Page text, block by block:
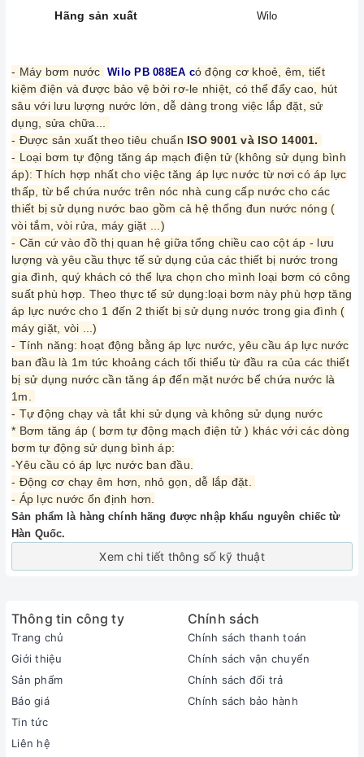
-Yêu cầu có áp lực nước ban đầu.
Sản phẩm là hàng chính hãng được nhập khẩu nguyên chiếc từ
Hàn Quốc.
Hãng sản xuất Wilo
- Máy bơm nước Wilo PB 088EA có động cơ khoẻ, êm, tiết
kiệm điện và được bảo vệ bởi rơ-le nhiệt, có thể đẩy cao, hút
sâu với lưu lượng nước lớn, dễ dàng trong việc lắp đặt, sử
dụng, sửa chữa...
- Được sản xuất theo tiêu chuẩn ISO 9001 và ISO 14001.
- Loại bơm tự động tăng áp mạch điện tử (không sử dụng bình
áp): Thích hợp nhất cho việc tăng áp lực nước từ nơi có áp lực
thấp, từ bể chứa nước trên nóc nhà cung cấp nước cho các
thiết bị sử dụng nước bao gồm cả hệ thống đun nước nóng (
vòi tắm, vòi rửa, máy giặt ...)
- Căn cứ vào đồ thị quan hệ giữa tổng chiều cao cột áp - lưu
lượng và yêu cầu thực tế sử dụng của các thiết bị nước trong
gia đình, quý khách có thể lựa chọn cho mình loại bơm có công
suất phù hợp. Theo thực tế sử dụng:loại bơm này phù hợp tăng
áp lực nước cho 1 đến 2 thiết bị sử dụng nước trong gia đình (
máy giặt, vòi ...)
- Tính năng: hoạt động bằng áp lực nước, yêu cầu áp lực nước
ban đầu là 1m tức khoảng cách tối thiểu từ đầu ra của các thiết
bị sử dụng nước cần tăng áp đến mặt nước bể chứa nước là
1m.
- Tự động chạy và tắt khi sử dụng và không sử dụng nước
* Bơm tăng áp ( bơm tự động mạch điện tử ) khác với các dòng
bơm tự động sử dụng bình áp:
-Yêu cầu có áp lực nước ban đầu.
- Động cơ chạy êm hơn, nhỏ gọn, dễ lắp đặt.
- Áp lực nước ổn định hơn.
Sản phẩm là hàng chính hãng được nhập khẩu nguyên chiếc từ
Hàn Quốc.
Xem chi tiết thông số kỹ thuật
Thông tin công ty
Trang chủ
Giới thiệu
Sản phẩm
Báo giá
Tin tức
Liên hệ
Chính sách
Chính sách thanh toán
Chính sách vận chuyển
Chính sách đổi trả
Chính sách bảo hành